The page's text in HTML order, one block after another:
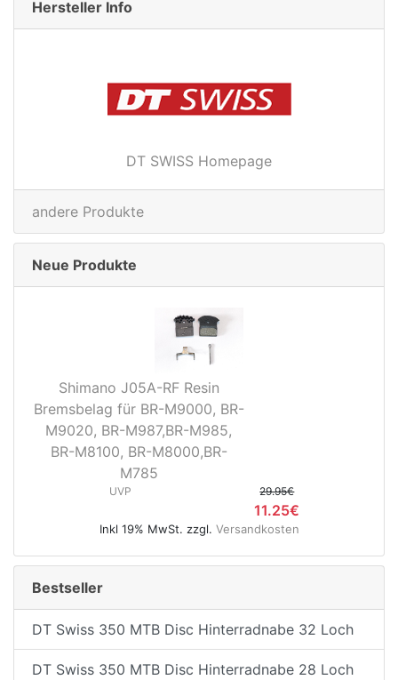
Hersteller Info
DT SWISS Homepage
andere Produkte
Neue Produkte
Shimano J05A-RF Resin
Bremsbelag für BR-M9000, BR-
M9020, BR-M987,BR-M985,
BR-M8100, BR-M8000,BR-
M785
UVP 29.95€
11.25€
Inkl 19% MwSt. zzgl. Versandkosten
Bestseller
DT Swiss 350 MTB Disc Hinterradnabe 32 Loch
DT Swiss 350 MTB Disc Hinterradnabe 28 Loch